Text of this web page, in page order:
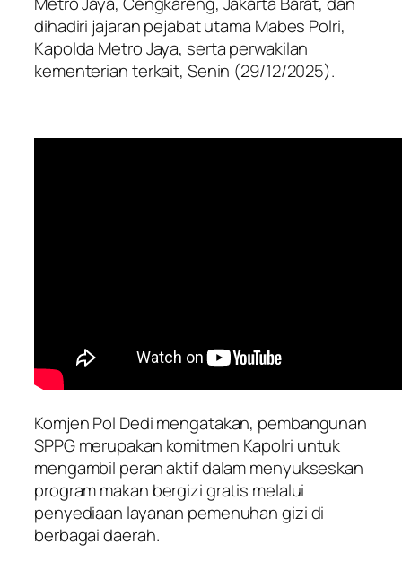
dihadiri jajaran pejabat utama Mabes Polri,
Kapolda Metro Jaya, serta perwakilan
kementerian terkait, Senin (29/12/2025).
Komjen Pol Dedi mengatakan, pembangunan
SPPG merupakan komitmen Kapolri untuk
mengambil peran aktif dalam menyukseskan
program makan bergizi gratis melalui
penyediaan layanan pemenuhan gizi di
berbagai daerah.